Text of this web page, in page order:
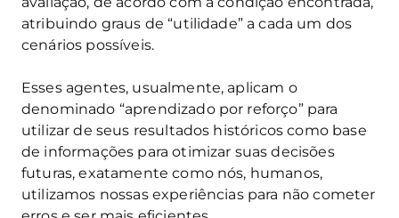
atribuindo graus de “utilidade” a cada um dos
cenários possíveis.
Esses agentes, usualmente, aplicam o
denominado “aprendizado por reforço” para
utilizar de seus resultados históricos como base
de informações para otimizar suas decisões
futuras, exatamente como nós, humanos,
utilizamos nossas experiências para não cometer